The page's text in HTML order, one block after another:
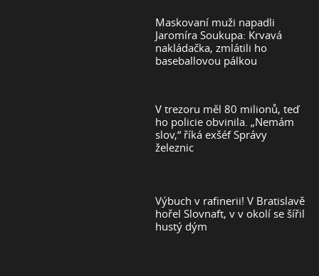
Maskovaní muži napadli
Jaromíra Soukupa: Krvavá
nakládačka, zmlátili ho
baseballovou pálkou
V trezoru měl 80 milionů, teď
ho policie obvinila. „Nemám
slov,“ říká exšéf Správy
železnic
Výbuch v rafinerii! V Bratislavě
hořel Slovnaft, v v okolí se šířil
hustý dým